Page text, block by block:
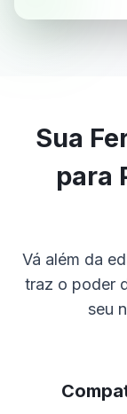
Sua
para
Vá além da
traz o poder
seu